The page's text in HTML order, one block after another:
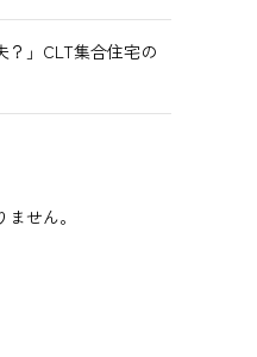
？」CLT集合住宅の
せん。